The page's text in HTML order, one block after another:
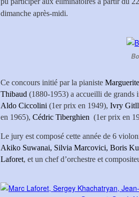
dimanche après-midi.
Ce concours initié par la pianiste
Thibaud (1880-1953) a accueilli de grands
Aldo Ciccolini (1er prix en 1949), Ivry
en 1965), Cédric Tiberghien (1er prix en
Le jury est composé cette année de 6
Akiko Suwanai, Silvia Marcovici, Boris
Laforet, et un chef d’orchestre et